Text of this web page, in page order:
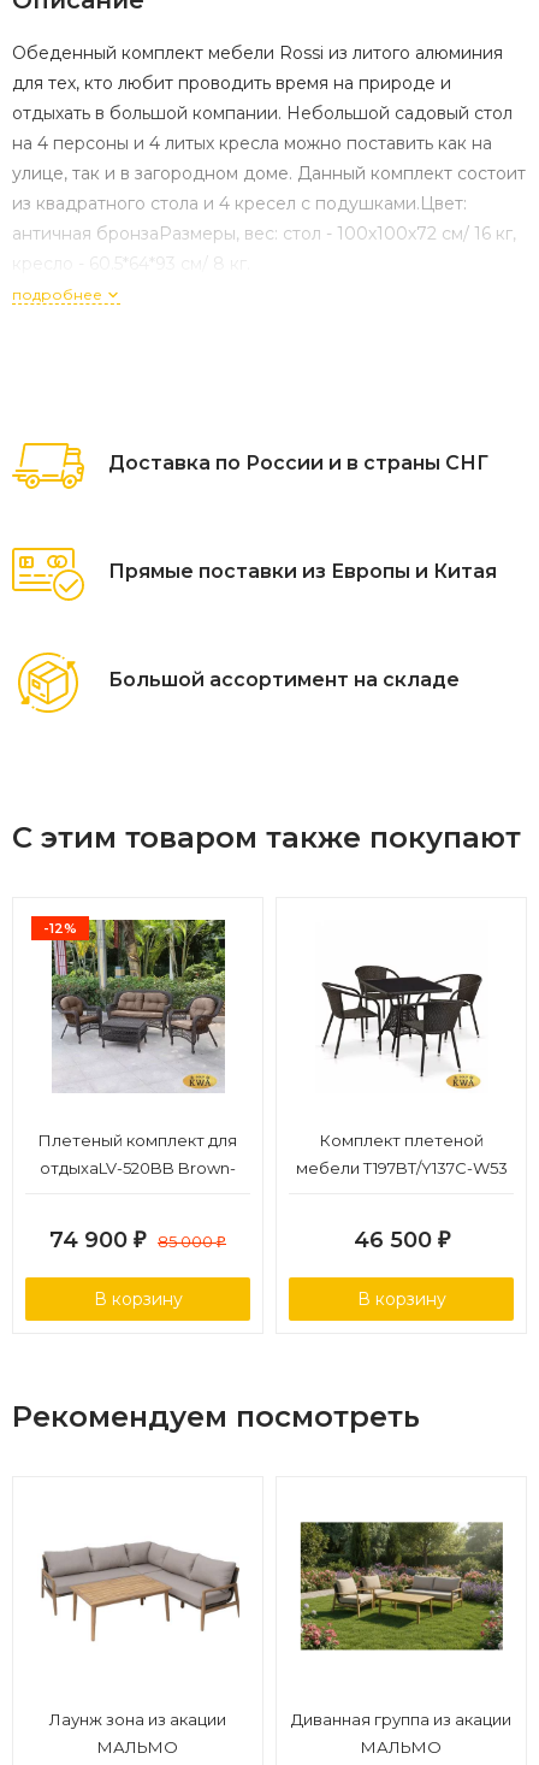
Обеденный комплект мебели Rossi из литого алюминия
для тех, кто любит проводить время на природе и
отдыхать в большой компании. Небольшой садовый стол
на 4 персоны и 4 литых кресла можно поставить как на
улице, так и в загородном доме. Данный комплект состоит
из квадратного стола и 4 кресел с подушками.Цвет:
античная бронзаРазмеры, вес: стол - 100х100х72 см/ 16 кг,
кресло - 60.5*64*93 см/ 8 кг.
подробнее
Доставка по России и в страны СНГ
Прямые поставки из Европы и Китая
Большой ассортимент на складе
С этим товаром также покупают
-12%
Плетеный комплект для
отдыхаLV-520BB Brown-
74 900 ₽ 85 000₽
В корзину
Комплект плетеной
мебели T197BT/Y137C-W53
46 500 ₽
В корзину
Рекомендуем посмотреть
Лаунж зона из акации
МАЛЬМО
Диванная группа из акации
МАЛЬМО